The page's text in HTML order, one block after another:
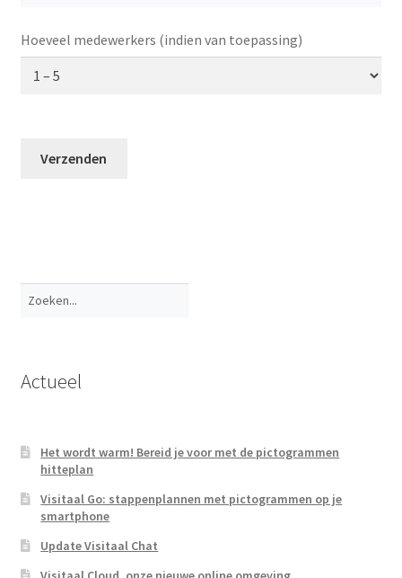
Hoeveel medewerkers (indien van toepassing)
Verzenden
Zoeken
Actueel
Het wordt warm! Bereid je voor met de pictogrammen
hitteplan
Visitaal Go: stappenplannen met pictogrammen op je
smartphone
Update Visitaal Chat